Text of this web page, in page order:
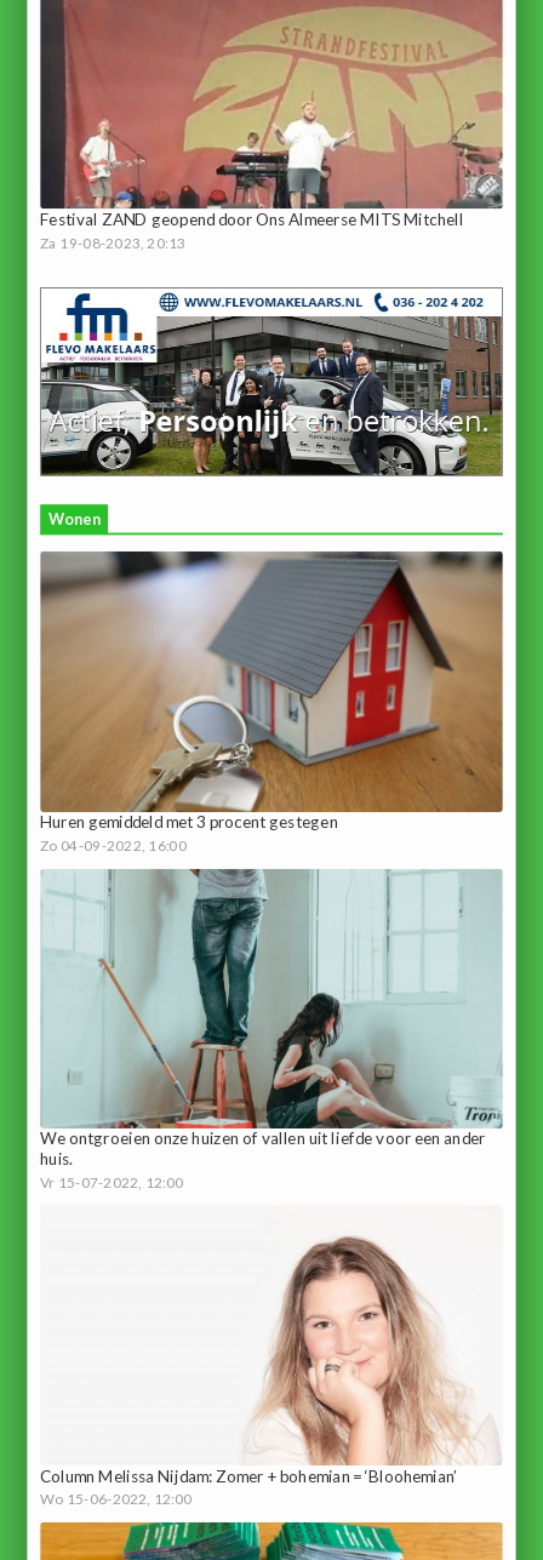
Festival ZAND geopend door Ons Almeerse MITS Mitchell
Za 19-08-2023, 20:13
Wonen
Huren gemiddeld met 3 procent gestegen
Zo 04-09-2022, 16:00
We ontgroeien onze huizen of vallen uit liefde voor een ander
huis.
Vr 15-07-2022, 12:00
Column Melissa Nijdam: Zomer + bohemian = ‘Bloohemian’
Wo 15-06-2022, 12:00